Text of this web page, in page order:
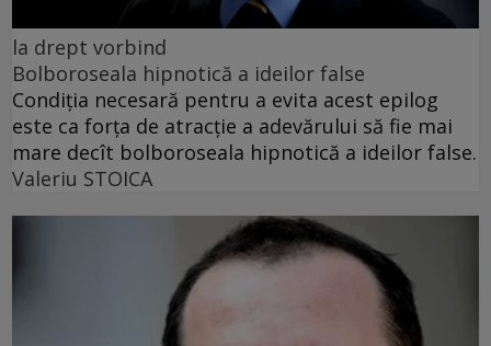
la drept vorbind
Bolboroseala hipnotică a ideilor false
Condiția necesară pentru a evita acest epilog
este ca forța de atracție a adevărului să fie mai
mare decît bolboroseala hipnotică a ideilor false.
Valeriu STOICA